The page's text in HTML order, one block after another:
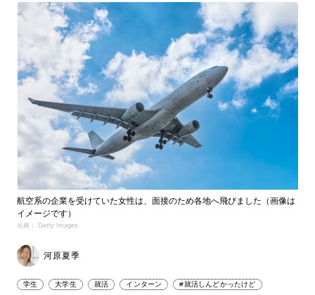
航空系の企業を受けていた女性は、面接のため各地へ飛びました（画像は
イメージです）
出典： Getty Images
河原夏季
学生 大学生 就活 インターン #就活しんどかったけど